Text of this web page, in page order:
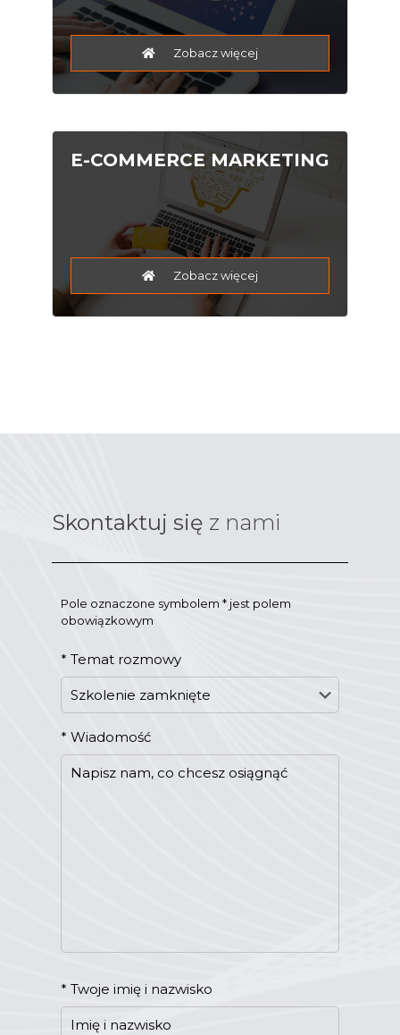
Zobacz więcej
E-COMMERCE MARKETING
Zobacz więcej
Skontaktuj się z nami
Pole oznaczone symbolem * jest polem
obowiązkowym
* Temat rozmowy
* Wiadomość
* Twoje imię i nazwisko